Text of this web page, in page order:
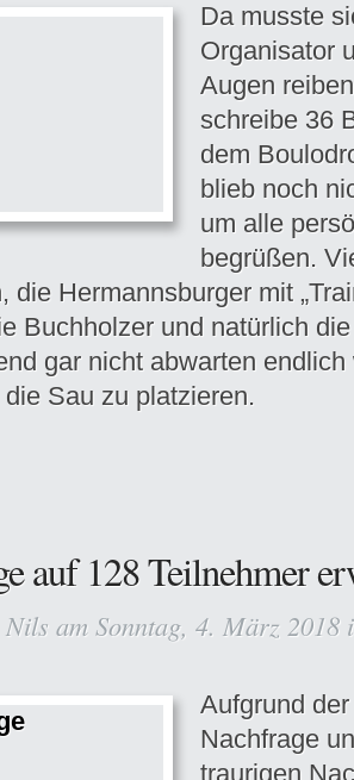
Da musste
Organisator
Augen
schreibe 36
dem
blieb noch
um alle
begrüßen.
die Hermannsburger mit
Buchholzer und natürlich
gar nicht abwarten
Sau zu platzieren.
auf 128 Teilnehmer
Nils am Sonntag, 4. März
Aufgrund
Nachfrage
traurigen